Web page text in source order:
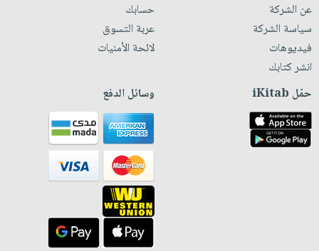
عن الشركة
سياسة الشركة
فيديوهات
انشر كتابك
حسابك
عربة التسوق
لائحة الأمنيات
حمّل iKitab وسائل الدفع